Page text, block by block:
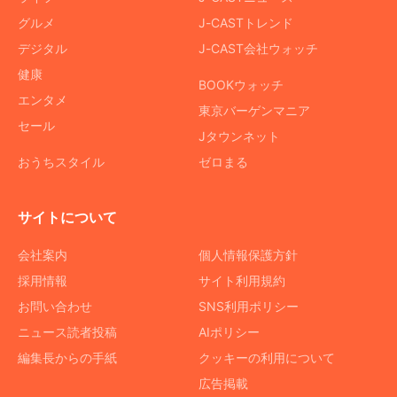
グルメ
デジタル
健康
エンタメ
セール
おうちスタイル
J-CASTトレンド
J-CAST会社ウォッチ
BOOKウォッチ
東京バーゲンマニア
Jタウンネット
ゼロまる
サイトについて
会社案内
採用情報
お問い合わせ
ニュース読者投稿
編集長からの手紙
個人情報保護方針
サイト利用規約
SNS利用ポリシー
AIポリシー
クッキーの利用について
広告掲載